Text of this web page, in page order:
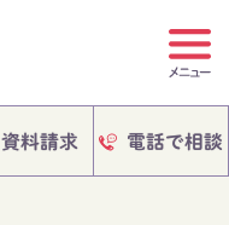
資料請求 電話で相談